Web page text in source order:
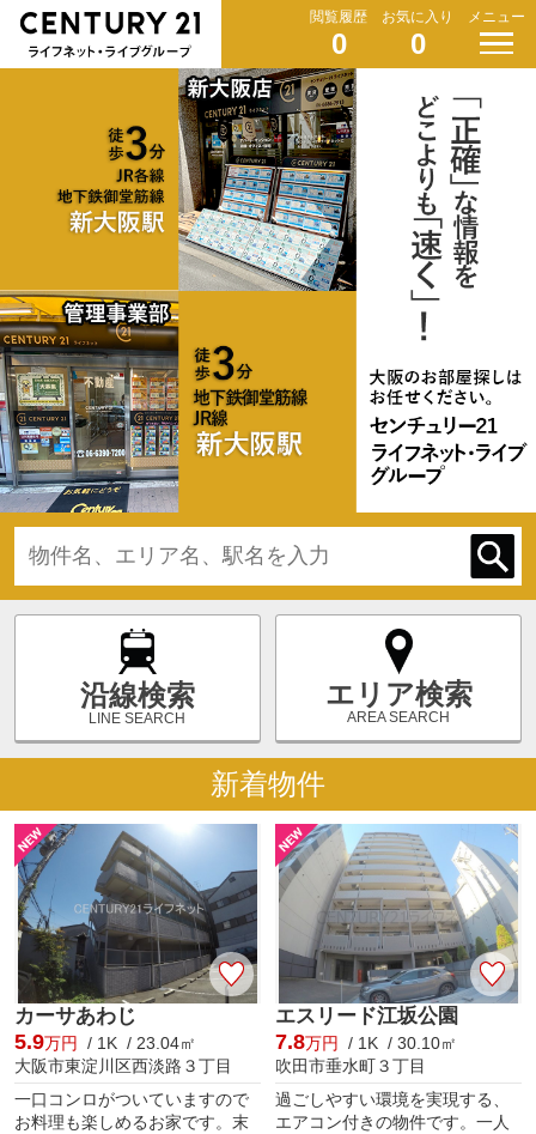
閲覧履歴
0
お気に入り
0
メニュー
沿線検索
LINE SEARCH
エリア検索
AREA SEARCH
新着物件
カーサあわじ
5.9万円
/ 1K / 23.04㎡
大阪市東淀川区西淡路３丁目
一口コンロがついていますので
お料理も楽しめるお家です。末
エスリード江坂公園
7.8万円
/ 1K / 30.10㎡
吹田市垂水町３丁目
過ごしやすい環境を実現する、
エアコン付きの物件です。一人